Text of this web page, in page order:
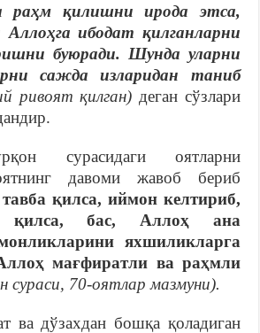
раҳм қилишни ирода этса,
ибодат қилганларни
буюради. Шунда уларни
сажда изларидан таниб
ривоят қилган) деган сўзлари
сурасидаги оятларни
давоми жавоб бериб
қилса, иймон келтириб,
қилса, бас, Аллоҳ ана
яхшиликларга
мағфиратли ва раҳмли
сураси, 70-оятлар мазмуни).
ва дўзахдан бошқа қоладиган